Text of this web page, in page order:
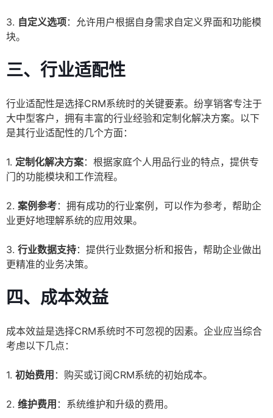
3. 自定义选项：允许用户根据自身需求自定义界面和功能模
块。
三、行业适配性
行业适配性是选择CRM系统时的关键要素。纷享销客专注于
大中型客户，拥有丰富的行业经验和定制化解决方案。以下
是其行业适配性的几个方面：
1. 定制化解决方案：根据家庭个人用品行业的特点，提供专
门的功能模块和工作流程。
2. 案例参考：拥有成功的行业案例，可以作为参考，帮助企
业更好地理解系统的应用效果。
3. 行业数据支持：提供行业数据分析和报告，帮助企业做出
更精准的业务决策。
四、成本效益
成本效益是选择CRM系统时不可忽视的因素。企业应当综合
考虑以下几点：
1. 初始费用 ：购买或订阅CRM系统的初始成本。
2. 维护费用 ：系统维护和升级的费用。